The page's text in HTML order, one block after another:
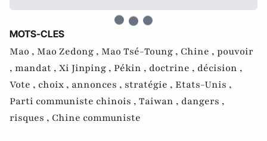
MOTS-CLES
Mao , Mao Zedong , Mao Tsé-Toung , Chine , pouvoir
, mandat , Xi Jinping , Pékin , doctrine , décision ,
Vote , choix , annonces , stratégie , Etats-Unis ,
Parti communiste chinois , Taiwan , dangers ,
risques , Chine communiste